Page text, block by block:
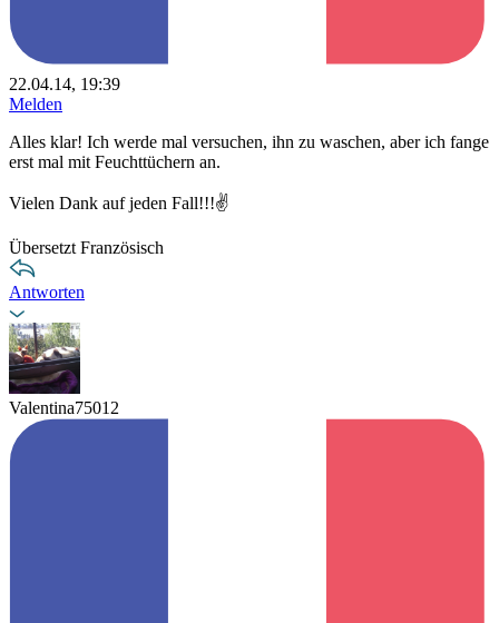
22.04.14, 19:39
Melden
Alles klar! Ich werde mal versuchen, ihn zu waschen, aber ich fange
erst mal mit Feuchttüchern an.
Vielen Dank auf jeden Fall!!!✌
Übersetzt Französisch
Antworten
Valentina75012